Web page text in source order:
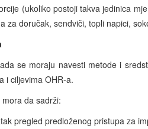
(ukoliko postoji takva jedinica
za doručak, sendviči, topli napici,
se moraju navesti metode i
i ciljevima OHR-a.
da sadrži:
pregled predloženog pristupa za